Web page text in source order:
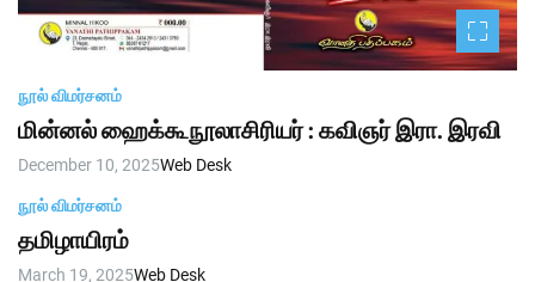
நூல் விமர்சனம்
மின்னல் ஹைக்கூநூலாசிரியர் : கவிஞர் இரா. இரவி
December 10, 2025Web Desk
நூல் விமர்சனம்
தமிழாயிரம்
March 19, 2025Web Desk